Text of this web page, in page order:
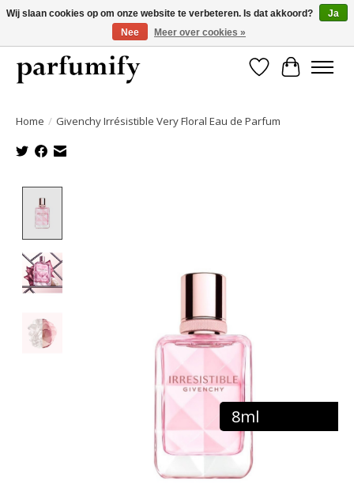
750+ Geuren | Gratis verzending | Maandelijks opzegbaar
Verlanglijst
Home / Givenchy Irrésistible Very Floral Eau de Parfum
8ml
Wij slaan cookies op om onze website te verbeteren. Is dat akkoord?
Ja
Nee
Meer over cookies »